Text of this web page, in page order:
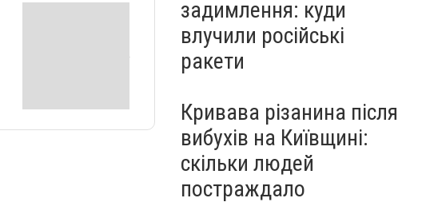
задимлення: куди
влучили російські
ракети
Кривава різанина після
вибухів на Київщині:
скільки людей
постраждало